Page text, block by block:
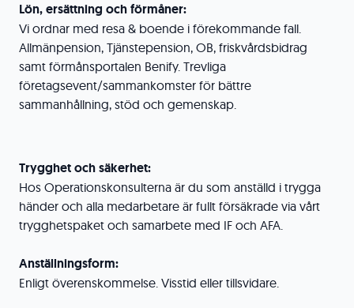
Lön, ersättning och förmåner:
Vi ordnar med resa & boende i förekommande fall.
Allmänpension, Tjänstepension, OB, friskvårdsbidrag
samt förmånsportalen Benify. Trevliga
företagsevent/sammankomster för bättre
sammanhållning, stöd och gemenskap.
Trygghet och säkerhet:
Hos Operationskonsulterna är du som anställd i trygga
händer och alla medarbetare är fullt försäkrade via vårt
trygghetspaket och samarbete med IF och AFA.
Anställningsform:
Enligt överenskommelse. Visstid eller tillsvidare.